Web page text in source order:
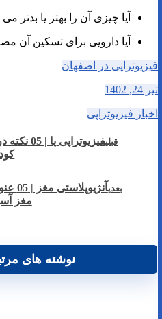
آیا چیزی آن را بهتر یا بدتر
آیا دارویی برای تسکین آن
فیزیوتراپی در اصفهان
تیر 24, 1402
اخبار فیزیوتراپی
قبلی
بعدی
مغز
نوشته های